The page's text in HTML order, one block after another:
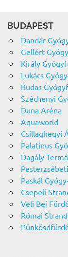
BUDAPEST
Dandár
Gellért
Király
Lukács
Rudas
Széchenyi
Duna Aréna
Aquaworld
Csillaghegyi
Palatinus
Dagály
Paskál
Csepeli
Veli Bej
Római